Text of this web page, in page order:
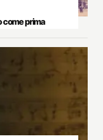
come prima